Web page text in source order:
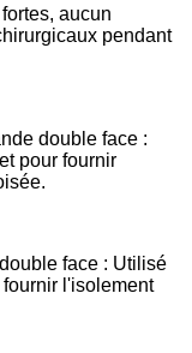
aucun
pendant
double face :
pour fournir
face : Utilisé
l'isolement